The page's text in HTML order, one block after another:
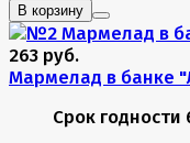
В корзину
263 руб.
Мармелад в банке
Срок годности